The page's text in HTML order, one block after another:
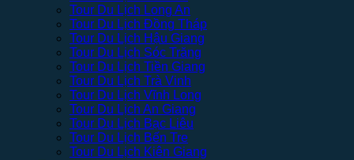
Tour Du Lịch Long An
Tour Du Lịch Đồng Tháp
Tour Du Lịch Hậu Giang
Tour Du Lịch Sóc Trăng
Tour Du Lịch Tiền Giang
Tour Du Lịch Trà Vinh
Tour Du Lịch Vĩnh Long
Tour Du Lịch An Giang
Tour Du Lịch Bạc Liêu
Tour Du Lịch Bến Tre
Tour Du Lịch Kiên Giang